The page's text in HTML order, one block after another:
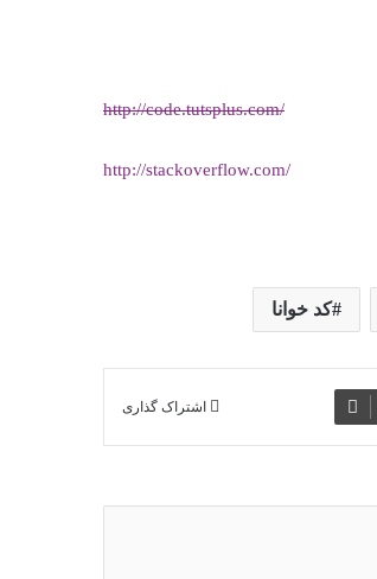
http://code.tutsplus.com/
http://stackoverflow.com/
کد خوانا
اشتراک گذاری